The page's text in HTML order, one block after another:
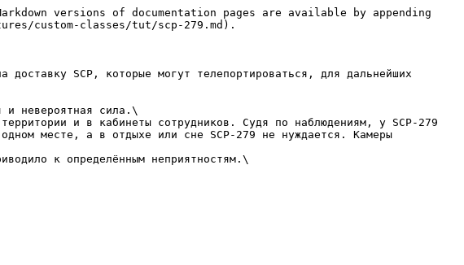
versions of documentation pages are available by appending
custom-classes/tut/scp-279.md).
SCP, которые могут телепортироваться, для дальнейших
и невероятная сила.\
и в кабинеты сотрудников. Судя по наблюдениям, у SCP-279
месте, а в отдыхе или сне SCP-279 не нуждается. Камеры
к определённым неприятностям.\